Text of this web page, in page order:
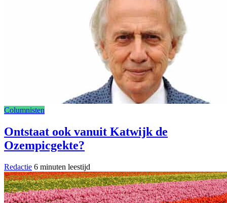
Columnisten
Ontstaat ook vanuit Katwijk de
Ozempicgekte?
Redactie 6 minuten leestijd